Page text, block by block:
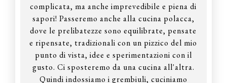
complicata, ma anche imprevedibile e piena di
sapori! Passeremo anche alla cucina polacca,
dove le prelibatezze sono equilibrate, pensate
e ripensate, tradizionali con un pizzico del mio
punto di vista, idee e sperimentazioni con il
gusto. Ci sposteremo da una cucina all'altra.
Quindi indossiamo i grembiuli, cuciniamo